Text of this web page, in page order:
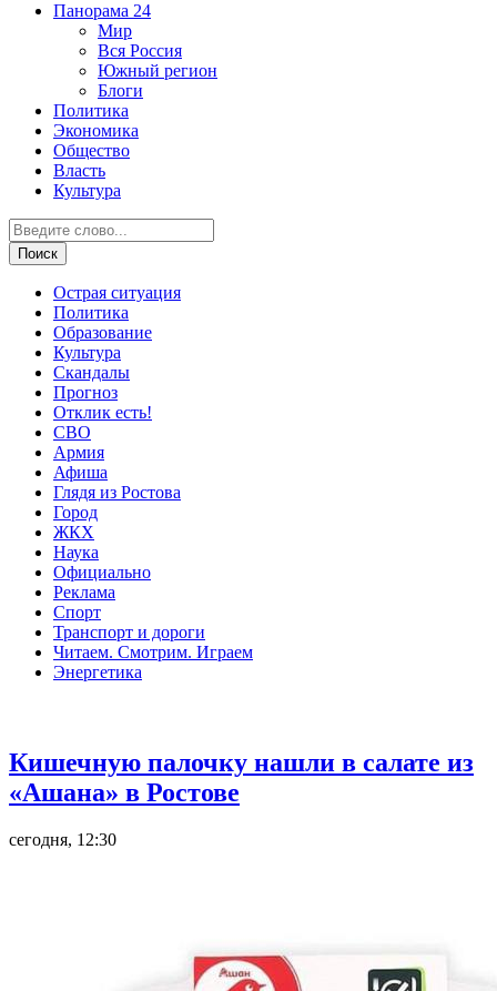
Панорама 24
Мир
Вся Россия
Южный регион
Блоги
Политика
Экономика
Общество
Власть
Культура
Острая ситуация
Политика
Образование
Культура
Скандалы
Прогноз
Отклик есть!
СВО
Армия
Афиша
Глядя из Ростова
Город
ЖКХ
Наука
Официально
Реклама
Спорт
Транспорт и дороги
Читаем. Смотрим. Играем
Энергетика
Кишечную палочку нашли в салате из
«Ашана» в Ростове
сегодня, 12:30